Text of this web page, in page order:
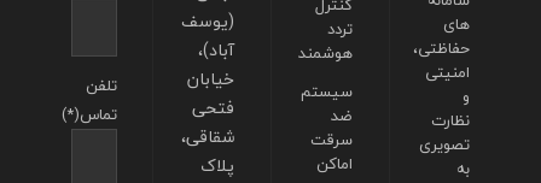
تلفن
تماس(*)
(یوسف
آباد)،
خیابان
فتحی
شقاقی،
پلاک
تردد
هوشمند
سیستم
ضد
سرقت
اماکن
های
حفاظتی،
امنیتی
و
نظارت
تصویری
به